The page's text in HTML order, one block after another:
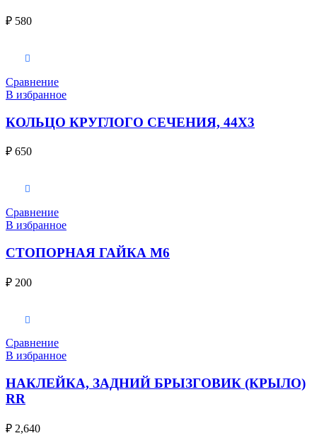
₽ 580
Сравнение
В избранное
КОЛЬЦО КРУГЛОГО СЕЧЕНИЯ, 44X3
₽ 650
Сравнение
В избранное
СТОПОРНАЯ ГАЙКА M6
₽ 200
Сравнение
В избранное
НАКЛЕЙКА, ЗАДНИЙ БРЫЗГОВИК (КРЫЛО)
RR
₽ 2,640